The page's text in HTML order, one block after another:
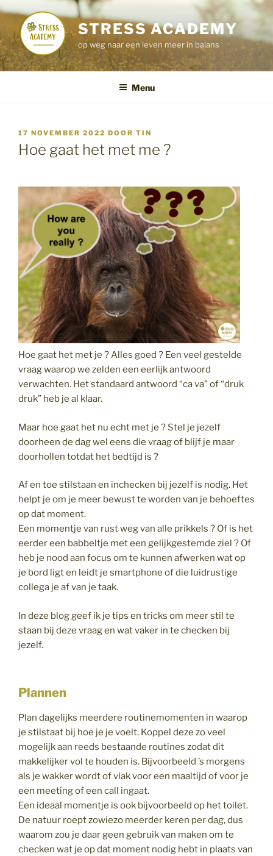
Ga
de
inhoud
STRESS ACADEMY
op weg naar een leven meer in balans
Menu
GEPLAATST
OP
17 NOVEMBER 2022 DOOR TIN
Hoe gaat het met me ?
Hoe gaat het met je ? Alles goed ? Een veel gestelde
vraag waarop we zelden een eerlijk antwoord
verwachten. Het standaard antwoord “ca va” of “druk
druk” heb je al klaar.
Maar hoe gaat het nu echt met je ? Stel je jezelf
doorheen de dag wel eens die vraag of blijf je maar
doorhollen totdat het bedtijd is ?
Af en toe stilstaan en inchecken bij jezelf is nodig. Het
helpt je om je meer bewust te worden van je behoeftes
op dat moment.
Een momentje van rust weg van alle prikkels ? Of is het
eerder een babbeltje met een gelijkgestemde ziel ? Of
heb je nood aan focus om te kunnen afwerken wat op
je bord ligt en leidt je smartphone of die luidrustige
collega je af van je taak.
In deze blog geef ik je tips en tricks om meer stil te
staan bij deze vraag en wat vaker in te checken bij
jezelf.
Plannen
Plan dagelijks meerdere routinemomenten in waarop
je stilstaat bij hoe je je voelt. Koppel deze zo veel
mogelijk aan reeds bestaande routines zodat dit
makkelijker vol te houden is. Bijvoorbeeld ’s morgens
als je wakker wordt of vlak voor een maaltijd of voor je
een meeting of een call ingaat.
Een ideaal momentje is ook bijvoorbeeld op het toilet.
De natuur roept zowiezo meerder keren per dag, dus
waarom zou je daar geen gebruik van maken om te
checken wat je op dat moment nodig hebt in plaats van